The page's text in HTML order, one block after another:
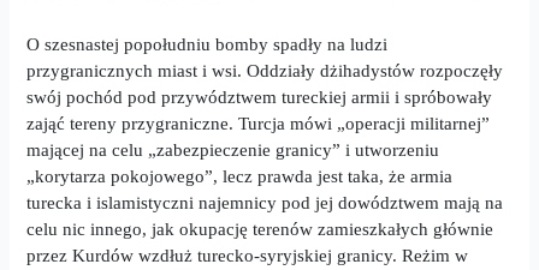
O szesnastej popołudniu bomby spadły na ludzi
przygranicznych miast i wsi. Oddziały dżihadystów rozpoczęły
swój pochód pod przywództwem tureckiej armii i spróbowały
zająć tereny przygraniczne. Turcja mówi „operacji militarnej”
mającej na celu „zabezpieczenie granicy” i utworzeniu
„korytarza pokojowego”, lecz prawda jest taka,że armia
turecka i islamistyczni najemnicy pod jej dowództwem mają na
celu nic innego, jak okupację terenów zamieszkałych głównie
przez Kurdów wzdłuż turecko-syryjskiej granicy. Reżim w